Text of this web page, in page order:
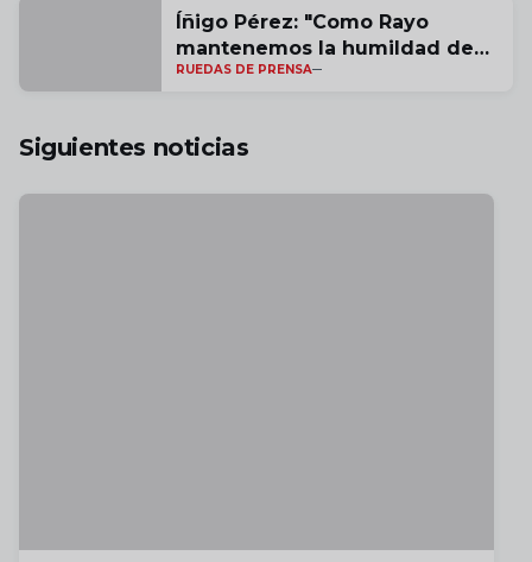
Íñigo Pérez: "Como Rayo
mantenemos la humildad de
valorar cada victoria"
RUEDAS DE PRENSA
Siguientes noticias